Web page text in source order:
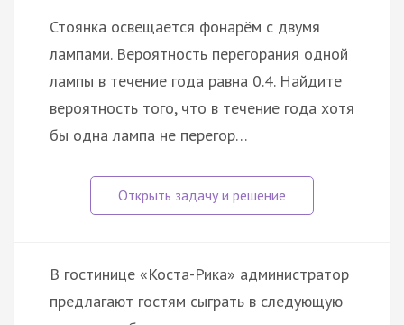
Стоянка освещается фонарём с двумя
лампами. Вероятность перегорания одной
лампы в течение года равна 0.4. Найдите
вероятность того, что в течение года хотя
бы одна лампа не перегор…
В гостинице «Коста-Рика» администратор
предлагают гостям сыграть в следующую